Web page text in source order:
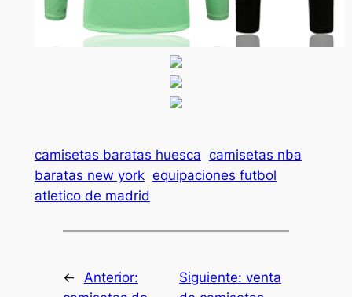
camisetas baratas huesca camisetas nba
baratas new york equipaciones futbol
atletico de madrid
←
Anterior:
Siguiente:venta